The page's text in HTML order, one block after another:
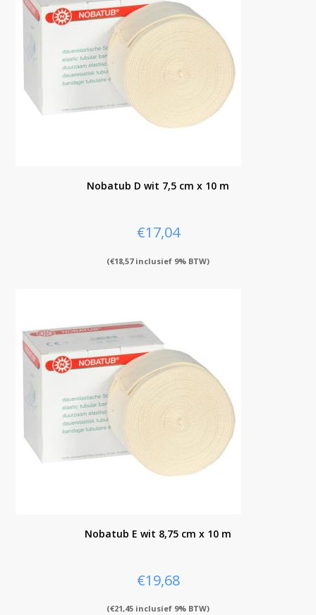
Nobatub D wit 7,5 cm x 10 m
€17,04
(€18,57inclusief 9% BTW)
Nobatub E wit 8,75 cm x 10 m
€19,68
(€21,45 inclusief 9% BTW)